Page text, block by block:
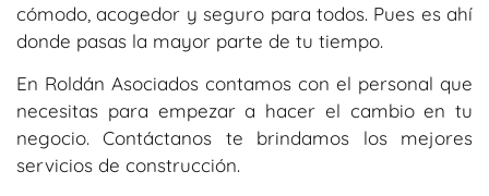
cómodo, acogedor y seguro para todos. Pues es ahí
donde pasas la mayor parte de tu tiempo.
En Roldán Asociados contamos con el personal que
necesitas para empezar a hacer el cambio en tu
negocio. Contáctanos te brindamos los mejores
servicios de construcción.